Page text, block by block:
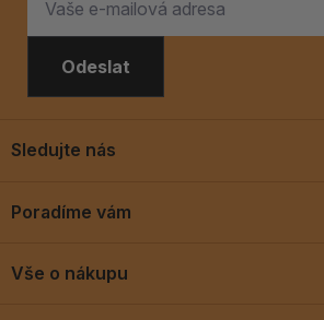
Odeslat
Poradíme vám
Vše o nákupu
Sledujte nás